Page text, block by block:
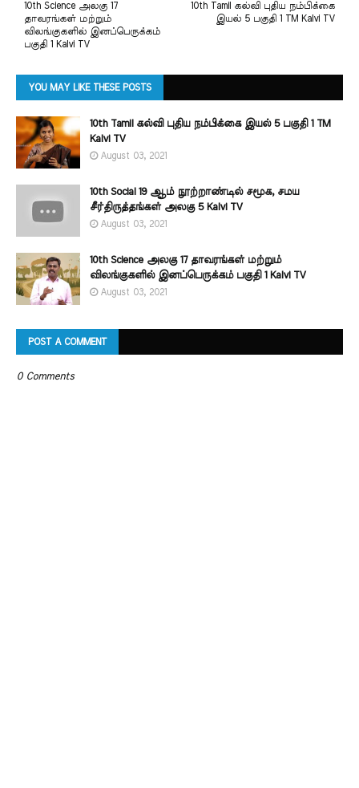
10th Tamil கல்வி புதிய நம்பிக்கை
இயல் 5 பகுதி 1 TM Kalvi TV
10th Science அலகு 17
தாவரங்கள் மற்றும்
விலங்குகளில் இனப்பெருக்கம்
பகுதி 1 Kalvi TV
YOU MAY LIKE THESE POSTS
10th Tamil கல்வி புதிய நம்பிக்கை இயல் 5 பகுதி 1 TM
Kalvi TV
August 03, 2021
10th Social 19 ஆம் நூற்றாண்டில் சமூக, சமய
சீர்திருத்தங்கள் அலகு 5 Kalvi TV
August 03, 2021
10th Science அலகு 17 தாவரங்கள் மற்றும்
விலங்குகளில் இனப்பெருக்கம் பகுதி 1 Kalvi TV
August 03, 2021
POST A COMMENT
0 Comments